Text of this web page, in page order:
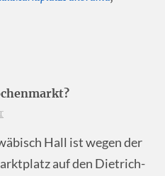
Hall ist wegen der
auf den Dietrich-